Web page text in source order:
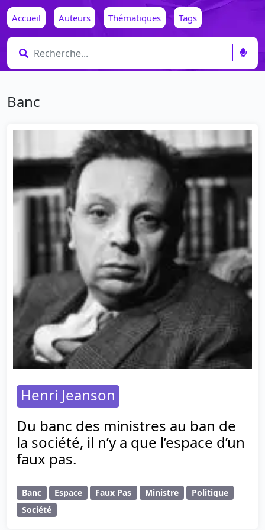
Accueil Auteurs Thématiques Tags
Banc
Henri Jeanson
Du banc des ministres au ban de
la société, il n’y a que l’espace d’un
faux pas.
Banc Espace Faux Pas Ministre
Politique
Société